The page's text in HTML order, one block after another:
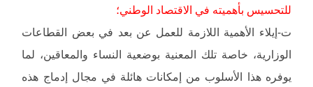
للتحسيس بأهميته في الاقتصاد الوطني؛
ت-إيلاء الأهمية اللازمة للعمل عن بعد في بعض القطاعات
الوزارية، خاصة تلك المعنية بوضعية النساء والمعاقين، لما
يوفره هذا الأسلوب من إمكانات هائلة في مجال إدماج هذه